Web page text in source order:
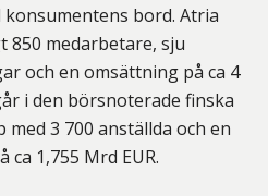
bord. Atria
850 medarbetare, sju
och en omsättning på ca 4
i den börsnoterade finska
3 700 anställda och en
ca 1,755 Mrd EUR.